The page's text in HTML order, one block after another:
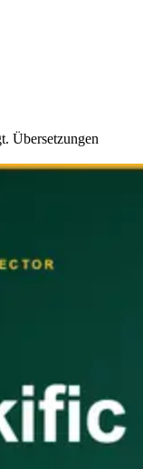
Übersetzungen